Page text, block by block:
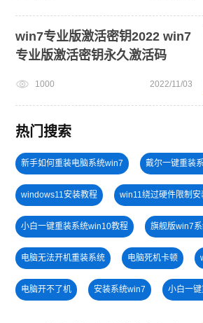
win7专业版激活密钥2022 win7
专业版激活密钥永久激活码
1000 2022/11/03
热门搜索
新手如何重装电脑系统win7 戴尔一键重装
windows11安装教程 win11绕过硬件限制安
小白一键重装系统win10教程 旗舰版win7
电脑无法开机重装系统 电脑死机卡顿
电脑开不了机 安装系统win7 小白一